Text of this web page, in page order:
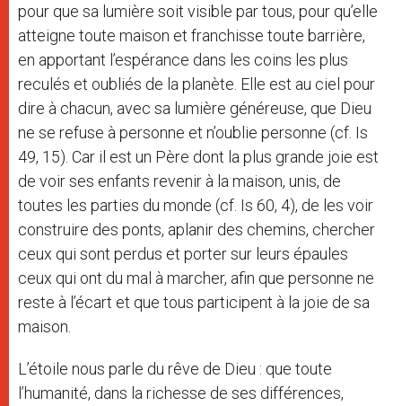
pour que sa lumière soit visible par tous, pour qu’elle
atteigne toute maison et franchisse toute barrière,
en apportant l’espérance dans les coins les plus
reculés et oubliés de la planète. Elle est au ciel pour
dire à chacun, avec sa lumière généreuse, que Dieu
ne se refuse à personne et n’oublie personne (cf. Is
49, 15). Car il est un Père dont la plus grande joie est
de voir ses enfants revenir à la maison, unis, de
toutes les parties du monde (cf. Is 60, 4), de les voir
construire des ponts, aplanir des chemins, chercher
ceux qui sont perdus et porter sur leurs épaules
ceux qui ont du mal à marcher, afin que personne ne
reste à l’écart et que tous participent à la joie de sa
maison.
L’étoile nous parle du rêve de Dieu : que toute
l’humanité, dans la richesse de ses différences,